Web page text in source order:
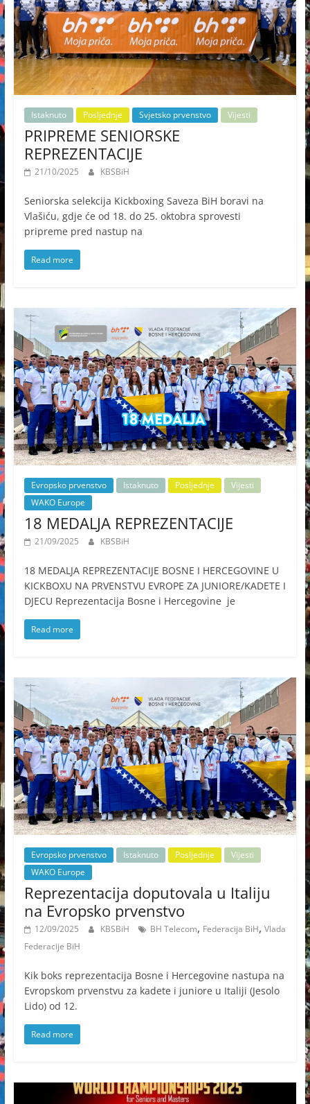
Istaknuto Posljednje Svjetsko prvenstvo Vijesti
PRIPREME SENIORSKE
REPREZENTACIJE
21/10/2025 KBSBiH
Seniorska selekcija Kickboxing Saveza BiH boravi na
Vlašiću, gdje će od 18. do 25. oktobra sprovesti
pripreme pred nastup na
Read more
Evropsko prvenstvo Istaknuto Posljednje
Vijesti
WAKO Europe
18 MEDALJA REPREZENTACIJE
21/09/2025 KBSBiH
18 MEDALJA REPREZENTACIJE BOSNE I HERCEGOVINE U
KICKBOXU NA PRVENSTVU EVROPE ZA JUNIORE/KADETE I
DJECU Reprezentacija Bosne i Hercegovine je
Read more
Evropsko prvenstvo Istaknuto Posljednje
Vijesti
WAKO Europe
Reprezentacija doputovala u Italiju
na Evropsko prvenstvo
12/09/2025 KBSBiH BH Telecom, Federacija BiH, Vlada
Federacije BiH
Kik boks reprezentacija Bosne i Hercegovine nastupa na
Evropskom prvenstvu za kadete i juniore u Italiji (Jesolo
Lido) od 12.
Read more